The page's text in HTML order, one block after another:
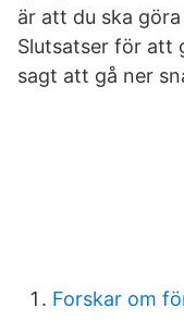
är att du ska
Slutsatser för att
sagt att gå ner
Forskar om